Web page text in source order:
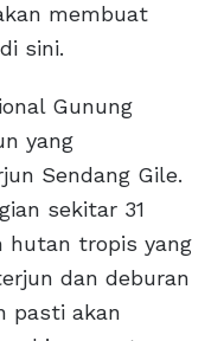
membuat
sini.
Gunung
yang
Sendang Gile.
sekitar 31
hutan tropis yang
dan deburan
pasti akan